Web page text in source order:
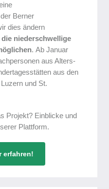
Berner
dies ändern
niederschwellige
. Ab Januar
aus Alters-
aus den
und St.
Projekt? Einblicke und
Plattform.
erfahren!